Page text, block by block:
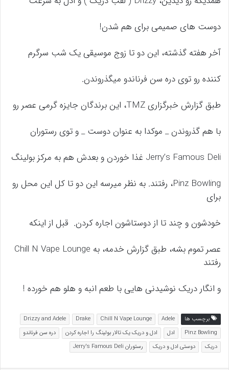
دوست های صمیمی برای هم شدن!
آخر هفته گذشته، این دو تا زوج موسیقی یک شب سرگرم
کننده رو توی دره سن فرناندو میگذروندن.
طبق گزارش خبرگزاری TMZ، این برندگان جایزه گرمی عصر رو
با هم گذروندن _ موکدا به عنوان دوست _ و توی رستوران
Jerry’s Famous Deli غذا خوردن و بعدش هم به مرکز بولینگ
Pinz Bowling، رفتند. به نظر میرسه این دو تا کل این محل رو
برای
خودشون و چند تا از دوستاشون اجاره کردن. قبل از اینکه
عصر تموم بشه، طبق گزارش خدمه، به Chill N Vape Lounge
رفتند
و انگار دریک نوشیدنی هایی با طعم انبه و هلو هم خورده !
برچسب ها Adele
Chill N Vape Lounge
Drake
Drizzy and Adele
Pinz Bowling
ادل ادل و دریک یک تالار بولینگ را اجاره کردن
دره سن فرناندو
دریک
دوستی ادل و دریک رستوران Jerry's Famous Deli